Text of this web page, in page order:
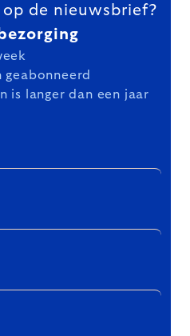
de nieuwsbrief?
geabonneerd
is langer dan een jaar